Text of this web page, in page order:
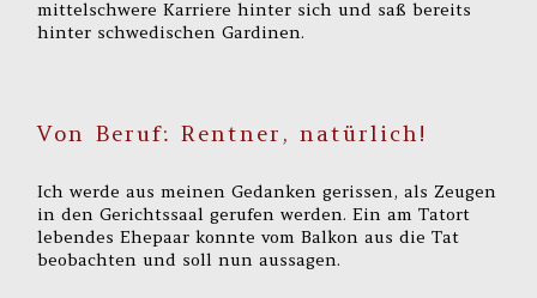
mittelschwere Karriere hinter sich und saß bereits
hinter schwedischen Gardinen.
Von Beruf: Rentner, natürlich!
Ich werde aus meinen Gedanken gerissen, als Zeugen
in den Gerichtssaal gerufen werden. Ein am Tatort
lebendes Ehepaar konnte vom Balkon aus die Tat
beobachten und soll nun aussagen.